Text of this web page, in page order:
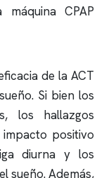
CPAP
de la ACT
. Si bien los
los hallazgos
positivo
diurna y los
sueño. Además,